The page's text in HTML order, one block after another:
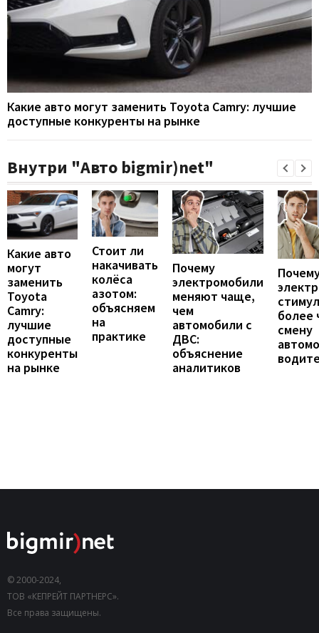
Какие авто могут заменить Toyota Camry: лучшие
доступные конкуренты на рынке
Внутри "Авто bigmir)net"
Какие авто
могут
заменить
Toyota
Camry:
лучшие
доступные
конкуренты
на рынке
Стоит ли
накачивать
колёса
азотом:
объясняем
на
практике
Почему
электромобили
меняют чаще,
чем
автомобили с
ДВС:
объяснение
аналитиков
более
смену
© 2000-2024,
ТОВ «КЕПРЕЙТ ПАРТНЕРС».
Все права защищены.